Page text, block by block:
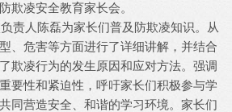
欺凌安全教育家长会。
人陈磊为家长们普及防欺凌知识。从
、危害等方面进行了详细讲解，并结合
欺凌行为的发生原因和应对方法。强调
要性和紧迫性，呼吁家长们积极参与学
同营造安全、和谐的学习环境。家长们